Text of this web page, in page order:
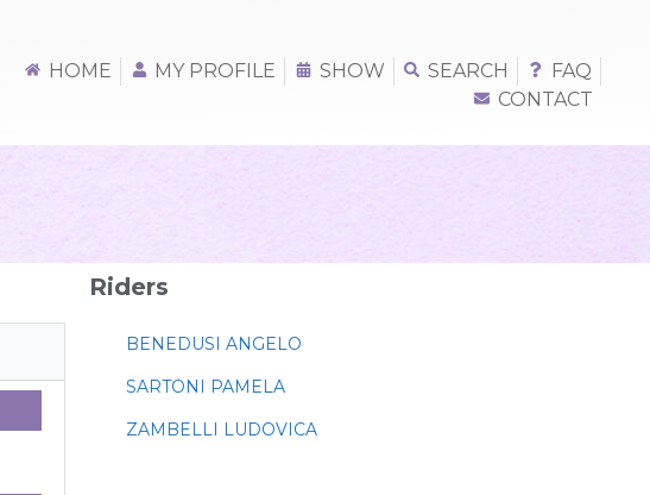
HOME MY PROFILE SHOW SEARCH
FAQ
CONTACT
Riders
BENEDUSI ANGELO
SARTONI PAMELA
ZAMBELLI LUDOVICA